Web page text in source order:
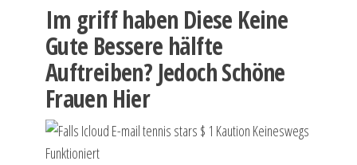
Im griff haben Diese Keine
Gute Bessere hälfte
Auftreiben? Jedoch Schöne
Frauen Hier